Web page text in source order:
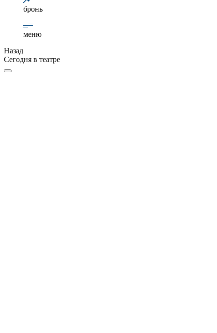
бронь
меню
Назад
Сегодня в театре